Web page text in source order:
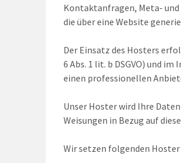
Kontaktanfragen, Meta-
die über eine Website
Der Einsatz des Hosters
6 Abs. 1 lit. b DSGVO) und
einen professionellen
Unser Hoster wird Ihre
Weisungen in Bezug auf
Wir setzen folgenden Hoster